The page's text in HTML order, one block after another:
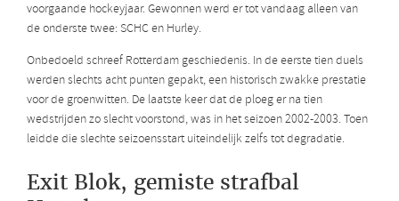
voorgaande hockeyjaar. Gewonnen werd er tot vandaag alleen van
de onderste twee: SCHC en Hurley.
Onbedoeld schreef Rotterdam geschiedenis. In de eerste tien duels
werden slechts acht punten gepakt, een historisch zwakke prestatie
voor de groenwitten. De laatste keer dat de ploeg er na tien
wedstrijden zo slecht voorstond, was in het seizoen 2002-2003. Toen
leidde die slechte seizoensstart uiteindelijk zelfs tot degradatie.
Exit Blok, gemiste strafbal